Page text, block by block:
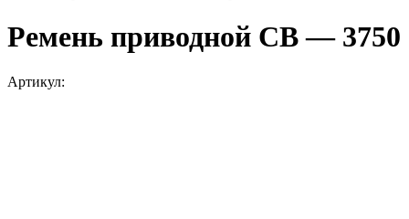
Ремень приводной СВ — 3750
Артикул: